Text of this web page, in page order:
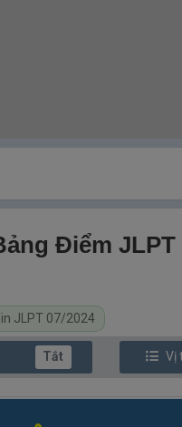
Điểm
JLPT 07/2024
Tắt Vị